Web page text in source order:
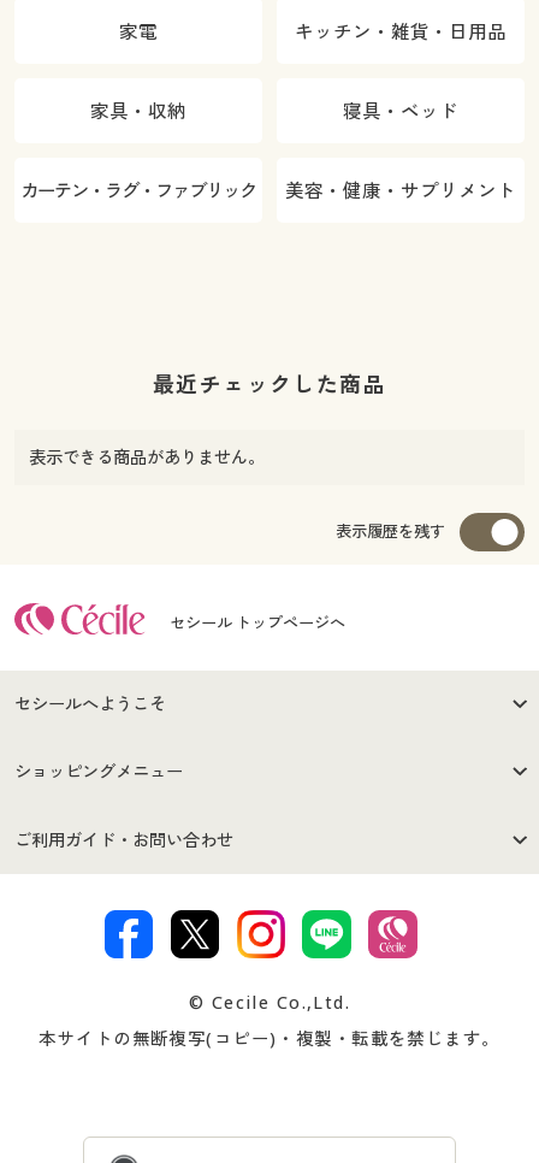
家電 キッチン・雑貨・日用品
家具・収納 寝具・ベッド
カーテン・ラグ・ファブリック 美容・健康・サプリメント
最近チェックした商品
表示できる商品がありません。
表示履歴を残す
セシール トップページへ
セシールへようこそ
はじめての方へ
セシールご利用規約
著作権・商標について 会社案内
ショッピングメニュー
商品カテゴリ
プレゼント＆キャンペーン サイトマップ
ご利用ガイド・お問い合わせ
交換・返品は お支払は
ついて
忘れの場合
© Cecile Co.,Ltd.
本サイトの無断複写(コピー)・複製・転載を禁じます。